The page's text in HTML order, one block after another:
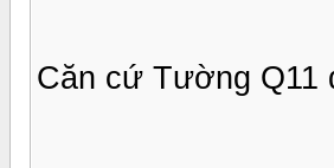
Căn cứ Tường Q11